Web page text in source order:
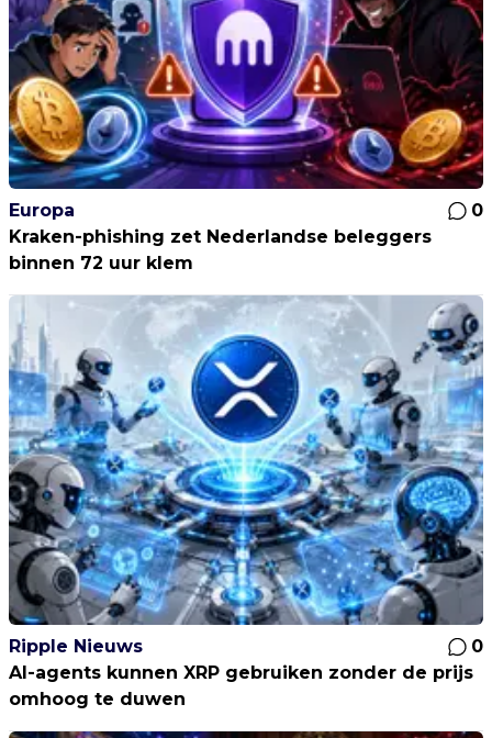
Europa
0
Kraken-phishing zet Nederlandse beleggers
binnen 72 uur klem
Ripple Nieuws
0
AI-agents kunnen XRP gebruiken zonder de prijs
omhoog te duwen